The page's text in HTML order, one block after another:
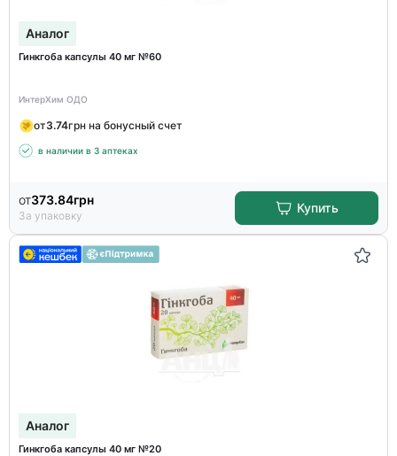
Аналог
Гинкгоба капсулы 40 мг №60
ИнтерХим ОДО
от3.74грн на бонусный счет
в наличии в 3 аптеках
от373.84грн
За упаковку
Купить
Аналог
Гинкгоба капсулы 40 мг №20